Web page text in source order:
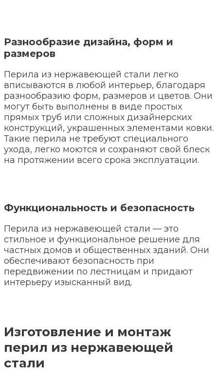
Разнообразие дизайна, форм и
размеров
Перила из нержавеющей стали легко
вписываются в любой интерьер, благодаря
разнообразию форм, размеров и цветов. Они
могут быть выполнены в виде простых
прямых труб или сложных дизайнерских
конструкций, украшенных элементами ковки.
Такие перила не требуют специального
ухода, легко моются и сохраняют свой блеск
на протяжении всего срока эксплуатации.
Функциональность и безопасность
Перила из нержавеющей стали — это
стильное и функциональное решение для
частных домов и общественных зданий. Они
обеспечивают безопасность при
передвижении по лестницам и придают
интерьеру изысканный вид.
Изготовление и монтаж
перил из нержавеющей
стали